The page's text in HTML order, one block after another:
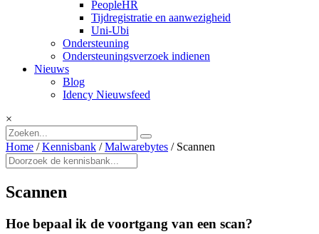
PeopleHR
Tijdregistratie en aanwezigheid
Uni-Ubi
Ondersteuning
Ondersteuningsverzoek indienen
Nieuws
Blog
Idency Nieuwsfeed
×
Home / Kennisbank / Malwarebytes / Scannen
Scannen
Hoe bepaal ik de voortgang van een scan?